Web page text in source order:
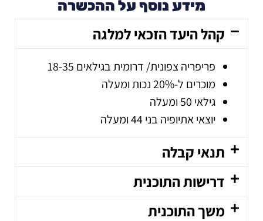
מידע נוסף על ההכשרה
קהל היעד הזכאי למלגה
פריפריה צפונית/ דרומית בגילאים 18-35
מוכרים ל-20% נכות ומעלה
גילאי 50 ומעלה
יוצאי אתיופיה בני 44 ומעלה
תנאי קבלה
דרישות התוכנית
משך התוכנית